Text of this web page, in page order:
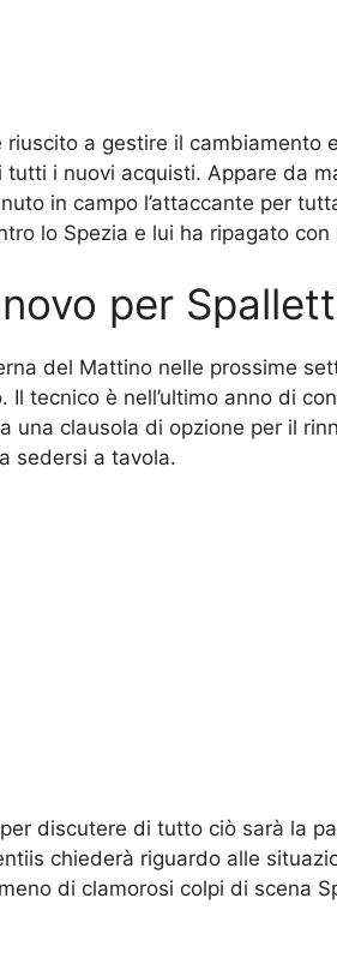
a gestire il cambiamento
tutti i nuovi acquisti. Appare da
in campo l’attaccante per
lo Spezia e lui ha ripagato con
per
del Mattino nelle prossime
tecnico è nell’ultimo anno di
una clausola di opzione per il
sedersi a tavola.
per discutere di tutto ciò sarà la
chiederà riguardo alle
di clamorosi colpi di scena